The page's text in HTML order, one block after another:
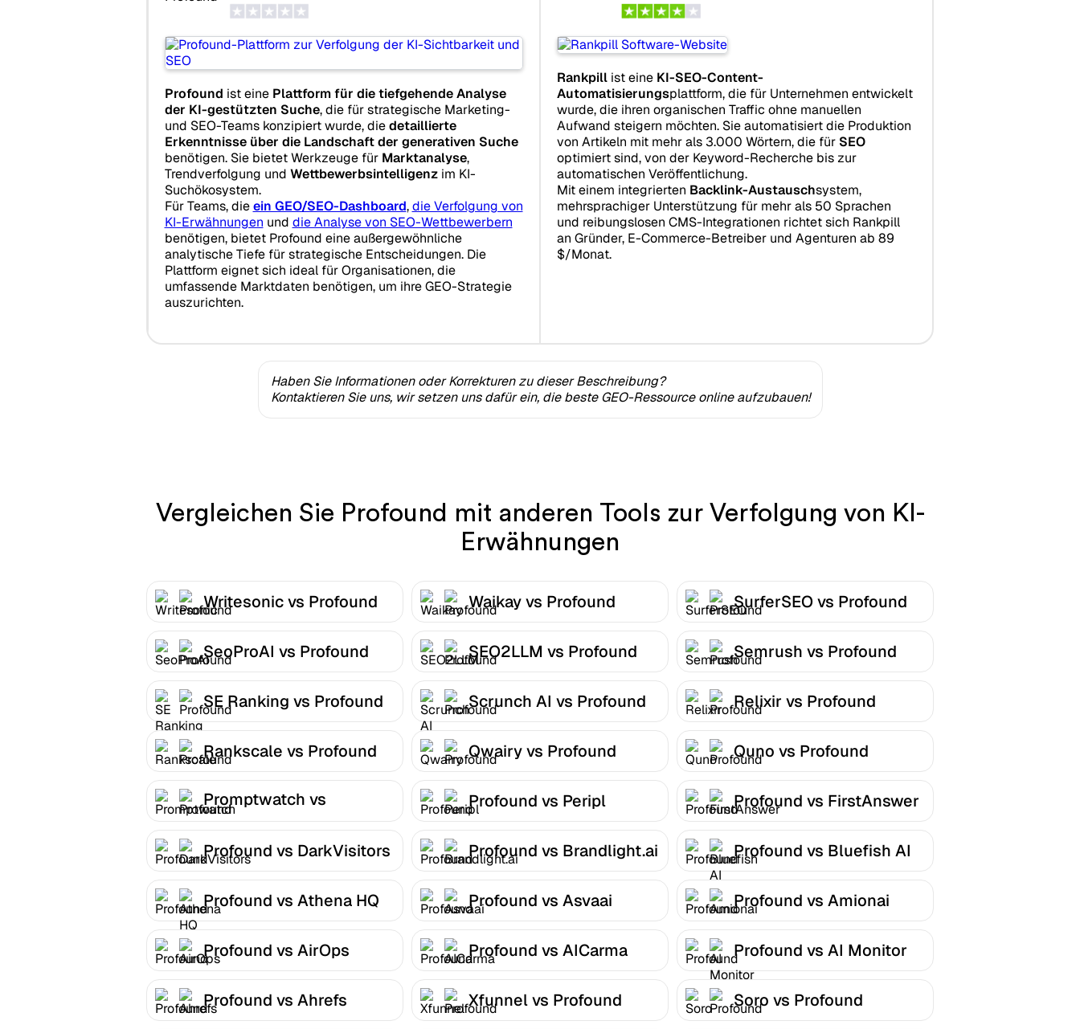
Profound ist eine Plattform für die tiefgehende Analyse
der KI-gestützten Suche, die für strategische Marketing-
und SEO-Teams konzipiert wurde, diedetaillierte
Erkenntnisse über die Landschaft der generativen Suche
benötigen. Sie bietet Werkzeuge für Marktanalyse,
Trendverfolgung und Wettbewerbsintelligenzim KI-
Suchökosystem.
Für Teams, dieein GEO/SEO-Dashboard,die Verfolgung von
KI-Erwähnungen und die Analyse von SEO-Wettbewerbern
benötigen, bietet Profound eine außergewöhnliche
analytische Tiefe für strategische Entscheidungen. Die
Plattform eignet sich ideal für Organisationen, die
umfassende Marktdaten benötigen, um ihre GEO-Strategie
auszurichten.
Rankpill ist eine KI-SEO-Content-
Automatisierungsplattform, die für Unternehmen entwickelt
wurde, die ihren organischen Traffic ohne manuellen
Aufwand steigern möchten. Sie automatisiert die Produktion
von Artikeln mit mehr als 3.000 Wörtern, die für SEO
optimiert sind, von der Keyword-Recherche bis zur
automatischen Veröffentlichung.
Mit einem integrierten Backlink-Austauschsystem,
mehrsprachiger Unterstützung für mehr als 50 Sprachen
und reibungslosen CMS-Integrationen richtet sich Rankpill
an Gründer, E-Commerce-Betreiber und Agenturen ab 89
$/Monat.
Haben Sie Informationen oder Korrekturen zu dieser Beschreibung?
Kontaktieren Sie uns, wir setzen uns dafür ein, die beste GEO-Ressource online aufzubauen!
Vergleichen Sie Profound mit anderen Tools zur Verfolgung von KI-
Erwähnungen
Writesonic vs Profound Waikay vs Profound SurferSEO vs Profound
SeoProAI vs Profound SEO2LLM vs Profound Semrush vs Profound
SE Ranking vs Profound Scrunch AI vs Profound Relixir vs Profound
Rankscale vs Profound Qwairy vs Profound Quno vs Profound
Promptwatch vs
Profound
Profound vs Peripl Profound vs FirstAnswer
Profound vs DarkVisitors Profound vs Brandlight.ai Profound vs Bluefish AI
Profound vs Athena HQ Profound vs Asvaai Profound vs Amionai
Profound vs AirOps Profound vs AICarma Profound vs AI Monitor
Profound vs Ahrefs Xfunnel vs Profound Soro vs Profound